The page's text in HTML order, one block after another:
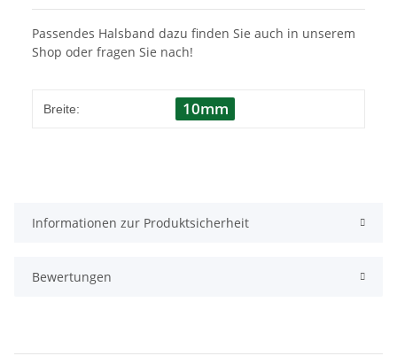
Passendes Halsband dazu finden Sie auch in unserem
Shop oder fragen Sie nach!
Breite: 10mm
Informationen zur Produktsicherheit
Bewertungen